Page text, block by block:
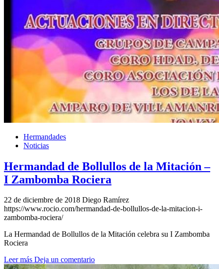
Hermandades
Noticias
Hermandad de Bollullos de la Mitación –
I Zambomba Rociera
22 de diciembre de 2018 Diego Ramírez
https://www.rocio.com/hermandad-de-bollullos-de-la-mitacion-i-
zambomba-rociera/
La Hermandad de Bollullos de la Mitación celebra su I Zambomba
Rociera
Leer más Deja un comentario